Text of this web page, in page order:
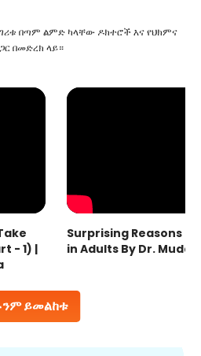
ይመልከቱ
በጣም ልምድ ካላቸው ዶክተሮች እና የህክምና
በመድረክ ላይ።
- 1) |
Surprising Reasons
in Adults By Dr.